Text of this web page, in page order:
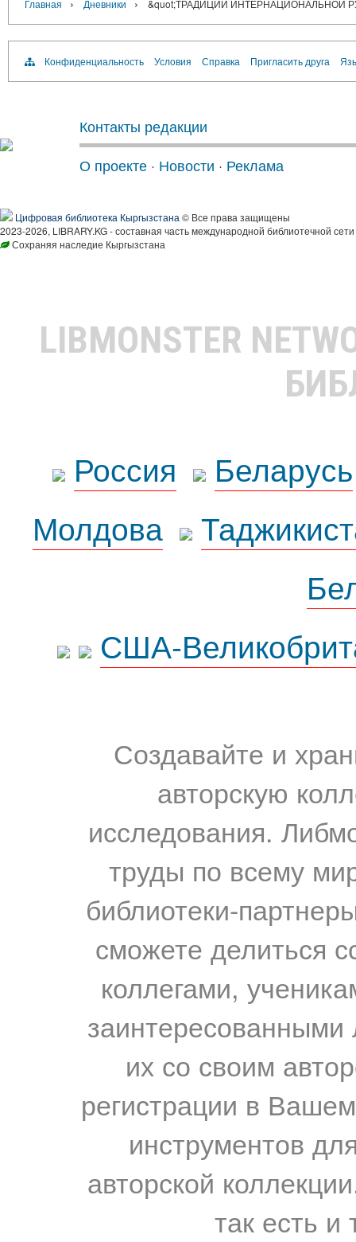
Главная › Дневники › &quot;ТРАДИЦИИ ИНТЕРНАЦИОНАЛЬНОЙ
Конфиденциальность Условия Справка Пригласить друга
Контакты редакции
О проекте · Новости · Реклама
Цифровая библиотека Кыргызстана © Все права защищены
2023-2026, LIBRARY.KG - составная часть международной библиотечной
Сохраняя наследие Кыргызстана
LIBMONSTER
Россия
Беларусь
Молдова
США-
Создавайте и
авторскую
исследования.
труды по всему
библиотеки-
сможете делиться
коллегами,
их со своим
регистрации в
инструментов
авторской
так есть и